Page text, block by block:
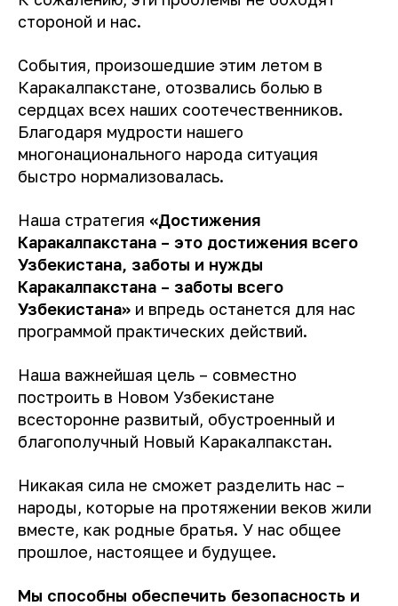
стороной и нас.
События, произошедшие этим летом в
Каракалпакстане, отозвались болью в
сердцах всех наших соотечественников.
Благодаря мудрости нашего
многонационального народа ситуация
быстро нормализовалась.
Наша стратегия «Достижения
Каракалпакстана – это достижения всего
Узбекистана, заботы и нужды
Каракалпакстана – заботы всего
Узбекистана» и впредь останется для нас
программой практических действий.
Наша важнейшая цель – совместно
построить в Новом Узбекистане
всесторонне развитый, обустроенный и
благополучный Новый Каракалпакстан.
Никакая сила не сможет разделить нас –
народы, которые на протяжении веков жили
вместе, как родные братья. У нас общее
прошлое, настоящее и будущее.
Мы способны обеспечить безопасность и